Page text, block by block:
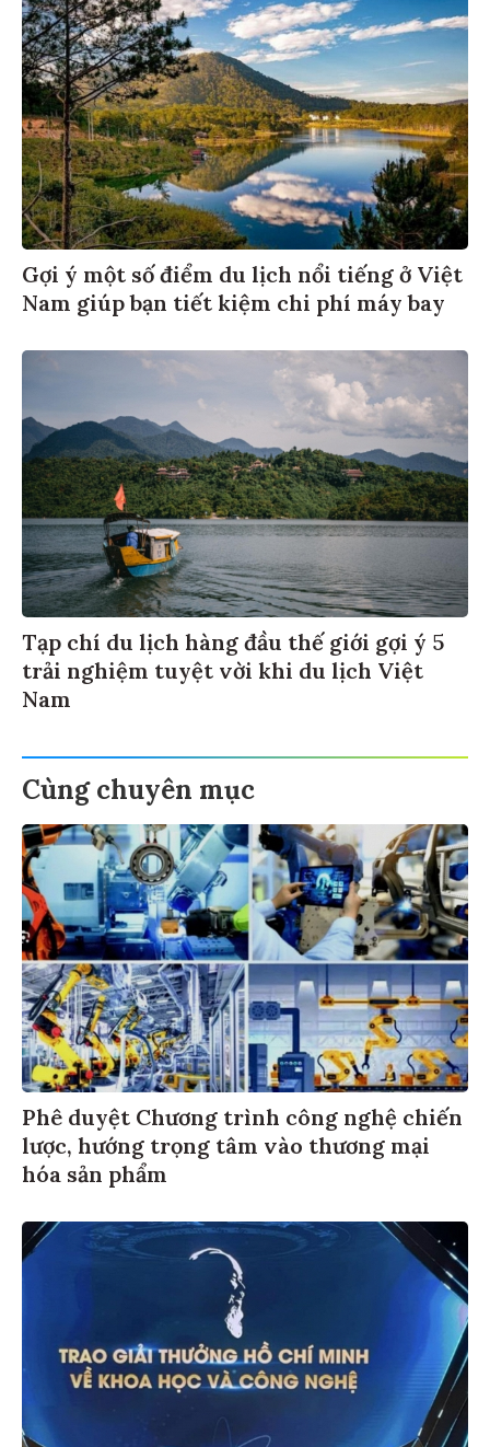
Gợi ý một số điểm du lịch nổi tiếng ở Việt
Nam giúp bạn tiết kiệm chi phí máy bay
Tạp chí du lịch hàng đầu thế giới gợi ý 5
trải nghiệm tuyệt vời khi du lịch Việt
Nam
Cùng chuyên mục
Phê duyệt Chương trình công nghệ chiến
lược, hướng trọng tâm vào thương mại
hóa sản phẩm